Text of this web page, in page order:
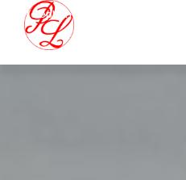
Téléphone: 02 32 56 65 32